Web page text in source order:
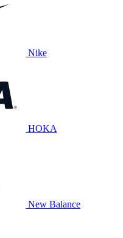
Nike
HOKA
New Balance